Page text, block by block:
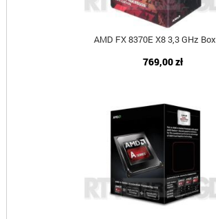
AMD FX 8370E X8 3,3 GHz Box
769,00 zł